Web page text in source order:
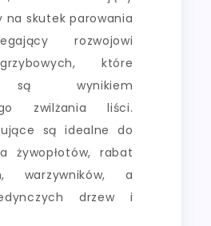
na skutek parowania
rozwojowi
które
są wynikiem
zwilżania liści.
są idealne do
żywopłotów, rabat
warzywników, a
drzew i